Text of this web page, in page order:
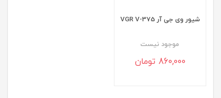
شیور وی جی آر VGR V-375
موجود نيست
860,000 تومان